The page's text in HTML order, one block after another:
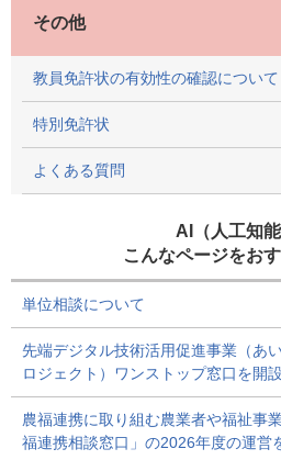
その他
教員免許状の有効性の確認について
特別免許状
よくある質問
AI（人工知
こんなページをお
単位相談について
先端デジタル技術活用促進事業（あ
ロジェクト）ワンストップ窓口を開
農福連携に取り組む農業者や福祉事
福連携相談窓口」の2026年度の運営